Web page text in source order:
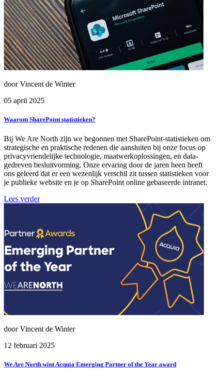
door Vincent de Winter
05 april 2025
Waarom SharePoint statistieken?
Bij We Are North zijn we begonnen met SharePoint-statistieken om
strategische en praktische redenen die aansluiten bij onze focus op
privacyvriendelijke technologie, maatwerkoplossingen, en data-
gedreven besluitvorming. Onze ervaring door de jaren heen heeft
ons geleerd dat er een wezenlijk verschil zit tussen statistieken voor
je publieke website en je op SharePoint online gebaseerde intranet.
Lees verder
door Vincent de Winter
12 februari 2025
We Are North wint Acquia Emerging Partner of the Year award